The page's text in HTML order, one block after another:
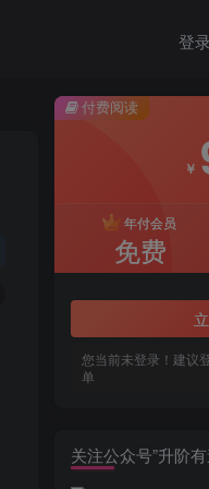
登
付费阅读
￥
年付会员
免费
您当前未登录！建议
单
关注公众号”升阶